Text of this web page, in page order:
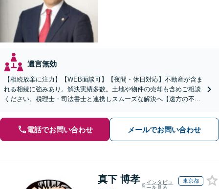
遺言無効
【相続放棄に注力】【WEB面談可】【夜間・休日対応】不動産が含ま
れる相続に強みあり。解決実績多数。土地や物件の売却も含めご相談
ください。税理士・司法書士と連携しスムーズな解決へ【遠方の不動
電話でお問い合わせ メールでお問い合わせ
真下 博孝
インタビュ
ーを見る
東京都